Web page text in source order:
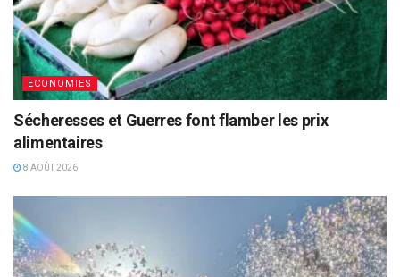
ECONOMIES
Sécheresses et Guerres font flamber les prix
alimentaires
8 AOÛT 2026